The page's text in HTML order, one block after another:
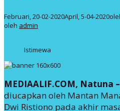
Februari, 20-02-2020April, 5-04-2020
oleh admin
Istimewa
MEDIAALIF.COM, Natuna –
diucapkan oleh Mantan
Dwi Ristiono pada akhir